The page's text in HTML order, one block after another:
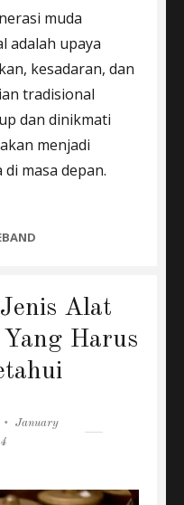
muda
adalah upaya
kesadaran, dan
tradisional
dan dinikmati
menjadi
masa depan.
Alat
Harus
Posted
January